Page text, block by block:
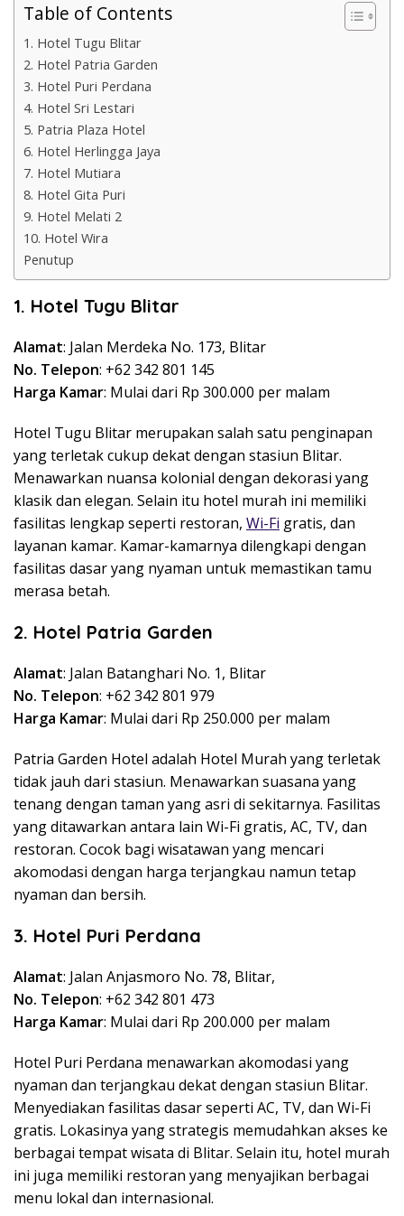
Table of Contents
1. Hotel Tugu Blitar
2. Hotel Patria Garden
3. Hotel Puri Perdana
4. Hotel Sri Lestari
5. Patria Plaza Hotel
6. Hotel Herlingga Jaya
7. Hotel Mutiara
8. Hotel Gita Puri
9. Hotel Melati 2
10. Hotel Wira
Penutup
1. Hotel Tugu Blitar
Alamat: Jalan Merdeka No. 173, Blitar
No. Telepon: +62 342 801 145
Harga Kamar: Mulai dari Rp 300.000 per malam
Hotel Tugu Blitar merupakan salah satu penginapan
yang terletak cukup dekat dengan stasiun Blitar.
Menawarkan nuansa kolonial dengan dekorasi yang
klasik dan elegan. Selain itu hotel murah ini memiliki
fasilitas lengkap seperti restoran, Wi-Fi gratis, dan
layanan kamar. Kamar-kamarnya dilengkapi dengan
fasilitas dasar yang nyaman untuk memastikan tamu
merasa betah.
2. Hotel Patria Garden
Alamat: Jalan Batanghari No. 1, Blitar
No. Telepon: +62 342 801 979
Harga Kamar: Mulai dari Rp 250.000 per malam
Patria Garden Hotel adalah Hotel Murah yang terletak
tidak jauh dari stasiun. Menawarkan suasana yang
tenang dengan taman yang asri di sekitarnya. Fasilitas
yang ditawarkan antara lain Wi-Fi gratis, AC, TV, dan
restoran. Cocok bagi wisatawan yang mencari
akomodasi dengan harga terjangkau namun tetap
nyaman dan bersih.
3. Hotel Puri Perdana
Alamat: Jalan Anjasmoro No. 78, Blitar,
No. Telepon: +62 342 801 473
Harga Kamar: Mulai dari Rp 200.000 per malam
Hotel Puri Perdana menawarkan akomodasi yang
nyaman dan terjangkau dekat dengan stasiun Blitar.
Menyediakan fasilitas dasar seperti AC, TV, dan Wi-Fi
gratis. Lokasinya yang strategis memudahkan akses ke
berbagai tempat wisata di Blitar. Selain itu, hotel murah
ini juga memiliki restoran yang menyajikan berbagai
menu lokal dan internasional.